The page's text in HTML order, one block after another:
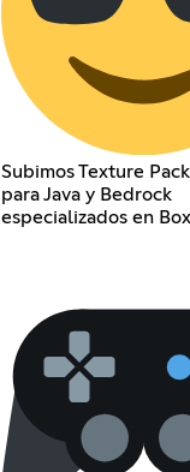
Subimos Texture
para Java y Bedrock
especializados en